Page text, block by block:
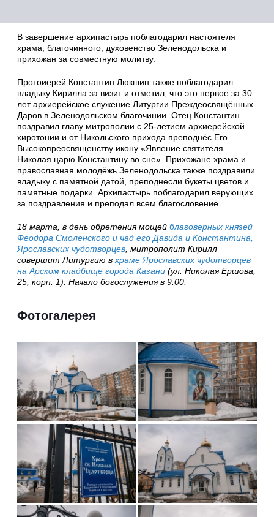
В завершение архипастырь поблагодарил настоятеля
храма, благочинного, духовенство Зеленодольска и
прихожан за совместную молитву.
Протоиерей Константин Люкшин также поблагодарил
владыку Кирилла за визит и отметил, что это первое за 30
лет архиерейское служение Литургии Преждеосвящённых
Даров в Зеленодольском благочинии. Отец Константин
поздравил главу митрополии с 25-летием архиерейской
хиротонии и от Никольского прихода преподнёс Его
Высокопреосвященству икону «Явление святителя
Николая царю Константину во сне». Прихожане храма и
православная молодёжь Зеленодольска также поздравили
владыку с памятной датой, преподнесли букеты цветов и
памятные подарки. Архипастырь поблагодарил верующих
за поздравления и преподал всем благословение.
18 марта, в день обретения мощей благоверных князей
Феодора Смоленского и чад его Давида и Константина,
Ярославских чудотворцев , митрополит Кирилл
совершит Литургию в храме Ярославских чудотворцев
на Арском кладбище города Казани (ул. Николая Ершова,
25, корп. 1). Начало богослужения в 9.00.
Фотогалерея